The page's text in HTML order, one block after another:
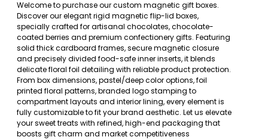
Welcome to purchase our custom magnetic gift boxes.
Discover our elegant rigid magnetic flip-lid boxes,
specially crafted for artisanal chocolates, chocolate-
coated berries and premium confectionery gifts. Featuring
solid thick cardboard frames, secure magnetic closure
and precisely divided food-safe inner inserts, it blends
delicate floral foil detailing with reliable product protection.
From box dimensions, pastel/deep color options, foil
printed floral patterns, branded logo stamping to
compartment layouts and interior lining, every element is
fully customizable to fit your brand aesthetic. Let us elevate
your sweet treats with refined, high-end packaging that
boosts gift charm and market competitiveness